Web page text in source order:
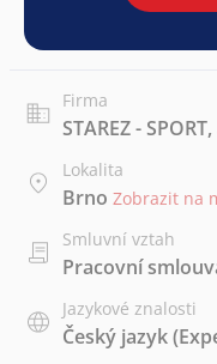
Firma
STAREZ -
Lokalita
Brno Zobrazit na
Smluvní vztah
Pracovní
Jazykové znalosti
Český jazyk